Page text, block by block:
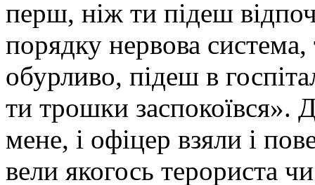
перш, ніж ти підеш
порядку нервова
обурливо, підеш в
ти трошки заспокоївся».
мене, і офіцер взяли і
вели якогось терориста